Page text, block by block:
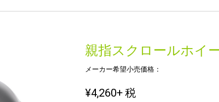
デジタルカメラ関連 ボード用品
キャラクター・
シリーズ商品
ブ サステナブルな紙
親指スクロールホイ
メーカー希望小売価格：
¥4,260+ 税